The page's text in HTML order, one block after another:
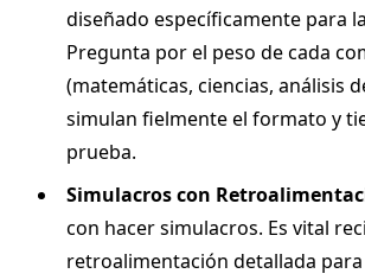
diseñado específicamente para
Pregunta por el peso de cada
(matemáticas, ciencias, análisis
simulan fielmente el formato y
prueba.
Simulacros con
con hacer simulacros. Es vital
retroalimentación detallada